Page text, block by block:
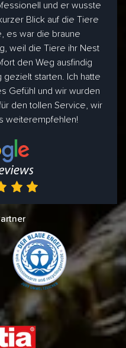
und er wusste
Blick auf die Tiere
es war die braune
weil die Tiere ihr Nest
den Weg ausfindig
gezielt starten. Ich hatte
Gefühl und wir wurden
den tollen Service, wir
weiterempfehlen!